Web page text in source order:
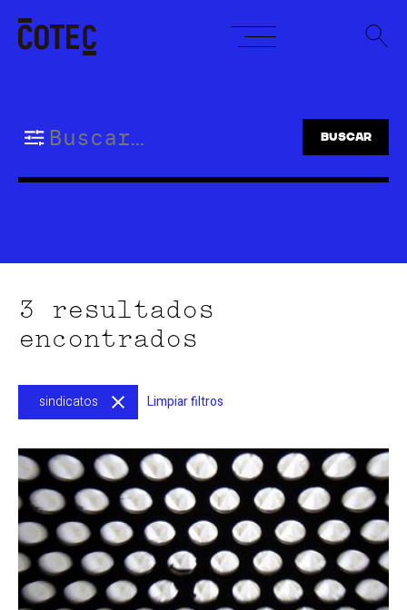
content
3 resultados
encontrados
sindicatos Limpiar filtros